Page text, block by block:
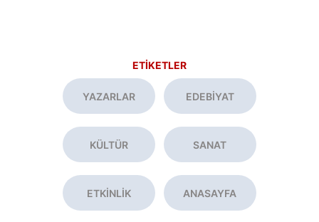
ETİKETLER
YAZARLAR EDEBİYAT
KÜLTÜR SANAT
ANASAYFA
ETKİNLİK